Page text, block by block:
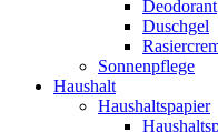
Deodorant
Duschgel
Sonnenpflege
Haushalt
Haushaltspapier